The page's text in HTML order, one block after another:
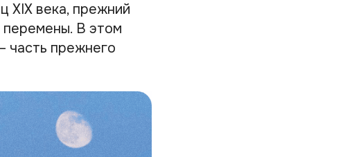
XIX века, прежний
В этом
часть прежнего